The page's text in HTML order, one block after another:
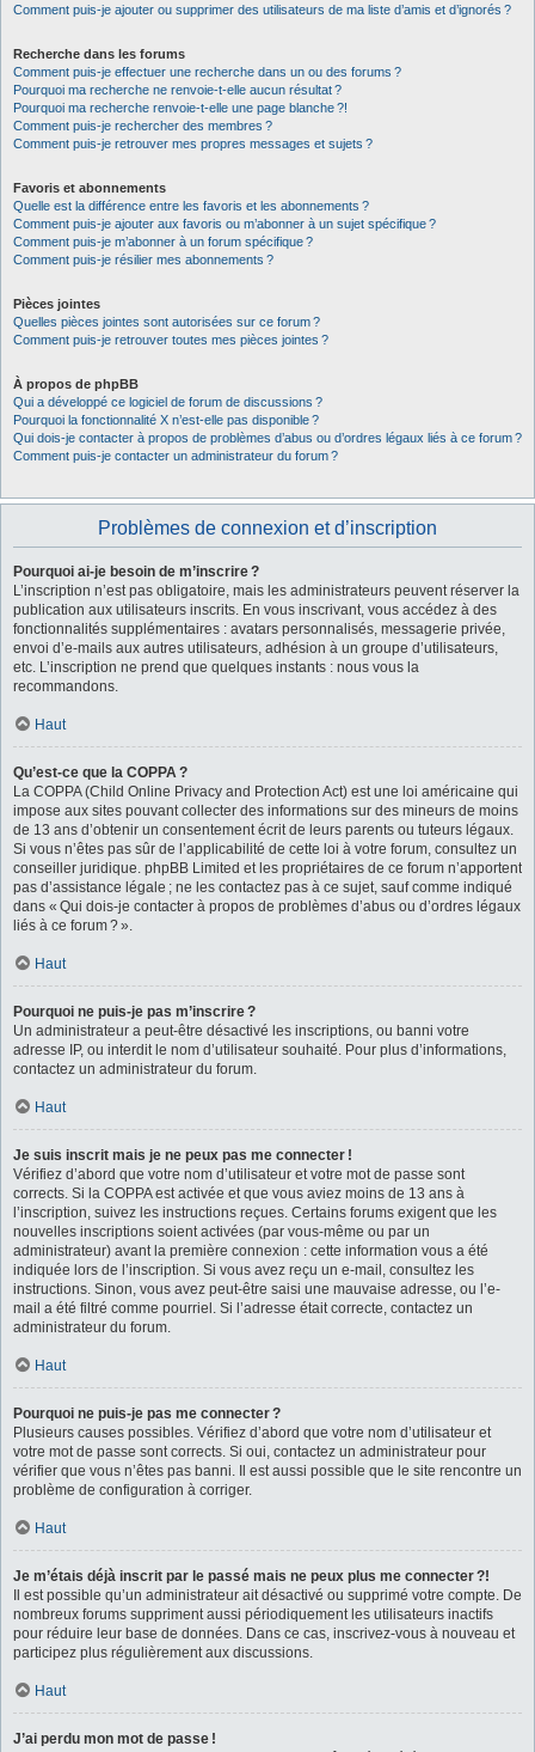
Comment puis-je ajouter ou supprimer des utilisateurs de ma liste d’amis et d’ignorés ?
Recherche dans les forums
Comment puis-je effectuer une recherche dans un ou des forums ?
Pourquoi ma recherche ne renvoie-t-elle aucun résultat ?
Pourquoi ma recherche renvoie-t-elle une page blanche ?!
Comment puis-je rechercher des membres ?
Comment puis-je retrouver mes propres messages et sujets ?
Favoris et abonnements
Quelle est la différence entre les favoris et les abonnements ?
Comment puis-je ajouter aux favoris ou m’abonner à un sujet spécifique ?
Comment puis-je m’abonner à un forum spécifique ?
Comment puis-je résilier mes abonnements ?
Pièces jointes
Quelles pièces jointes sont autorisées sur ce forum ?
Comment puis-je retrouver toutes mes pièces jointes ?
À propos de phpBB
Qui a développé ce logiciel de forum de discussions ?
Pourquoi la fonctionnalité X n’est-elle pas disponible ?
Qui dois-je contacter à propos de problèmes d’abus ou d’ordres légaux liés à ce forum ?
Comment puis-je contacter un administrateur du forum ?
Problèmes de connexion et d’inscription
Pourquoi ai-je besoin de m’inscrire ?
L’inscription n’est pas obligatoire, mais les administrateurs peuvent réserver la
publication aux utilisateurs inscrits. En vous inscrivant, vous accédez à des
fonctionnalités supplémentaires : avatars personnalisés, messagerie privée,
envoi d’e-mails aux autres utilisateurs, adhésion à un groupe d’utilisateurs,
etc. L’inscription ne prend que quelques instants : nous vous la
recommandons.
Haut
Qu’est-ce que la COPPA ?
La COPPA (Child Online Privacy and Protection Act) est une loi américaine qui
impose aux sites pouvant collecter des informations sur des mineurs de moins
de 13 ans d’obtenir un consentement écrit de leurs parents ou tuteurs légaux.
Si vous n’êtes pas sûr de l’applicabilité de cette loi à votre forum, consultez un
conseiller juridique. phpBB Limited et les propriétaires de ce forum n’apportent
pas d’assistance légale ; ne les contactez pas à ce sujet, sauf comme indiqué
dans « Qui dois-je contacter à propos de problèmes d’abus ou d’ordres légaux
liés à ce forum ? ».
Haut
Pourquoi ne puis-je pas m’inscrire ?
Un administrateur a peut-être désactivé les inscriptions, ou banni votre
adresse IP, ou interdit le nom d’utilisateur souhaité. Pour plus d’informations,
contactez un administrateur du forum.
Haut
Je suis inscrit mais je ne peux pas me connecter !
Vérifiez d’abord que votre nom d’utilisateur et votre mot de passe sont
corrects. Si la COPPA est activée et que vous aviez moins de 13 ans à
l’inscription, suivez les instructions reçues. Certains forums exigent que les
nouvelles inscriptions soient activées (par vous-même ou par un
administrateur) avant la première connexion : cette information vous a été
indiquée lors de l’inscription. Si vous avez reçu un e-mail, consultez les
instructions. Sinon, vous avez peut-être saisi une mauvaise adresse, ou l’e-
mail a été filtré comme pourriel. Si l’adresse était correcte, contactez un
administrateur du forum.
Haut
Pourquoi ne puis-je pas me connecter ?
Plusieurs causes possibles. Vérifiez d’abord que votre nom d’utilisateur et
votre mot de passe sont corrects. Si oui, contactez un administrateur pour
vérifier que vous n’êtes pas banni. Il est aussi possible que le site rencontre un
problème de configuration à corriger.
Haut
Je m’étais déjà inscrit par le passé mais ne peux plus me connecter ?!
Il est possible qu’un administrateur ait désactivé ou supprimé votre compte. De
nombreux forums suppriment aussi périodiquement les utilisateurs inactifs
pour réduire leur base de données. Dans ce cas, inscrivez-vous à nouveau et
participez plus régulièrement aux discussions.
Haut
J’ai perdu mon mot de passe !